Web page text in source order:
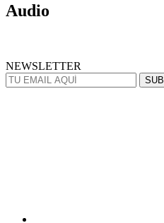
Audio
NEWSLETTER